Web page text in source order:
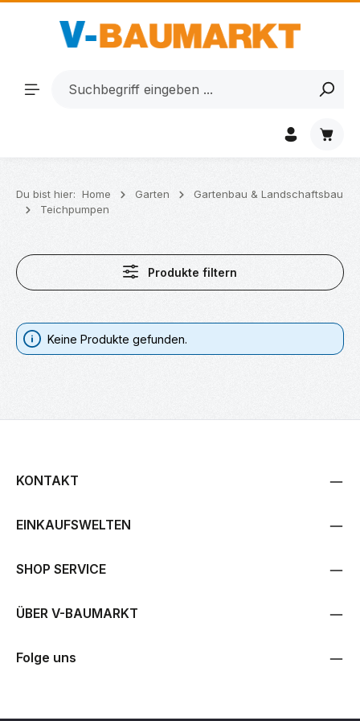
Zum Hauptinhalt springen
Du bist hier: Home Garten
Gartenbau & Landschaftsbau
Teichpumpen
Produkte filtern
Keine Produkte gefunden.
KONTAKT
EINKAUFSWELTEN
SHOP SERVICE
ÜBER V-BAUMARKT
Folge uns